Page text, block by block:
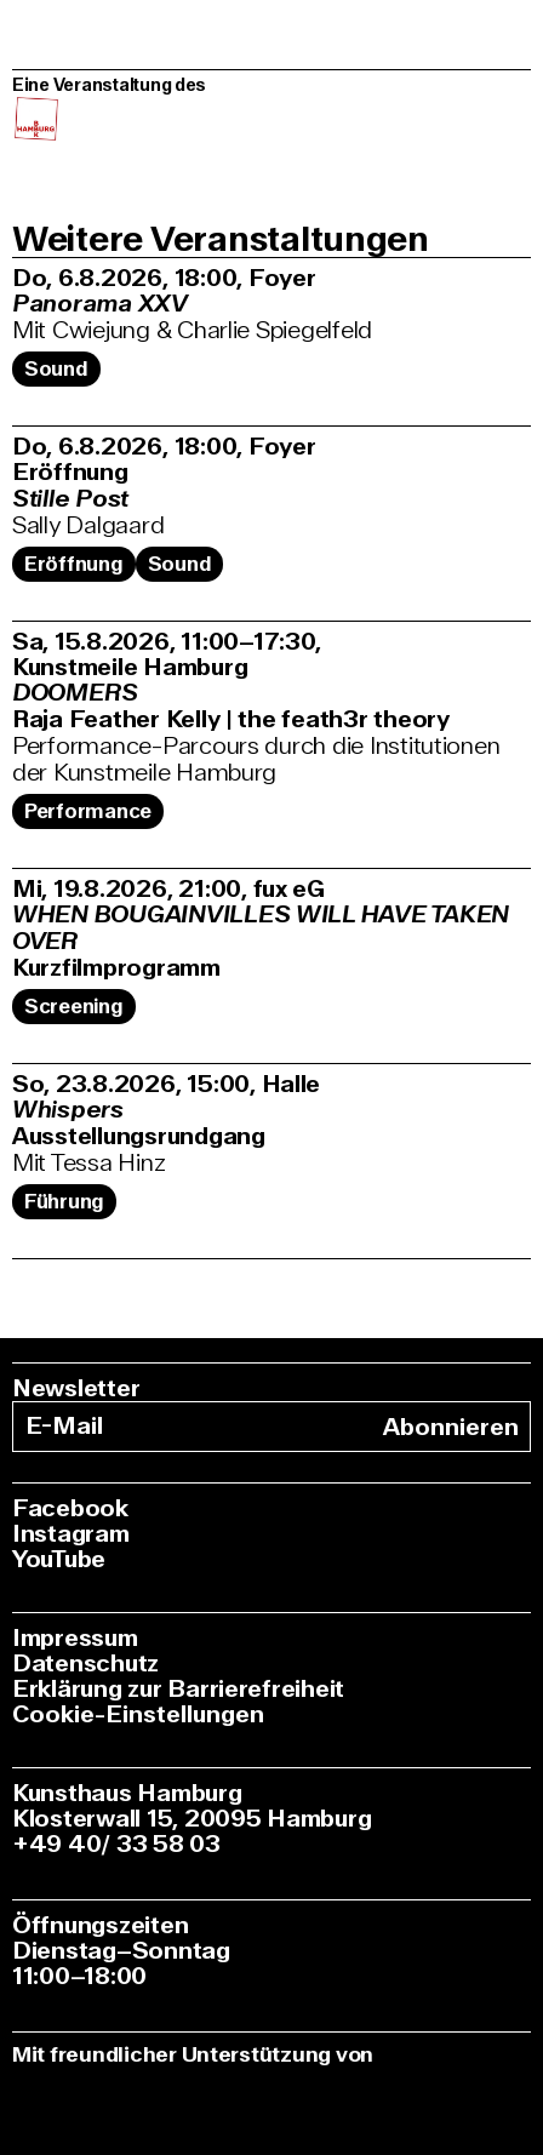
Eine Veranstaltung des
Weitere Veranstaltungen
Do, 6.8.2026 18:00, Foyer
Panorama XXV
Mit Cwiejung & Charlie Spiegelfeld
Sound
Do, 6.8.2026 18:00, Foyer
Eröffnung
Stille Post
Sally Dalgaard
Eröffnung Sound
Sa, 15.8.2026 11:00–17:30,
Kunstmeile Hamburg
DOOMERS
Raja Feather Kelly | the feath3r theory
Performance-Parcours durch die Institutionen
der Kunstmeile Hamburg
Performance
Mi, 19.8.2026 21:00, fux eG
WHEN BOUGAINVILLES WILL HAVE TAKEN
OVER
Kurzfilmprogramm
Screening
So, 23.8.2026 15:00, Halle
Whispers
Ausstellungsrundgang
Mit Tessa Hinz
Führung
Newsletter
Abonnieren
Facebook
Instagram
YouTube
Impressum
Datenschutz
Erklärung zur Barrierefreiheit
Cookie-Einstellungen
Kunsthaus Hamburg
Klosterwall 15, 20095 Hamburg
+49 40/ 33 58 03
Öffnungszeiten
Dienstag–Sonntag
11:00–18:00
Mit freundlicher Unterstützung von